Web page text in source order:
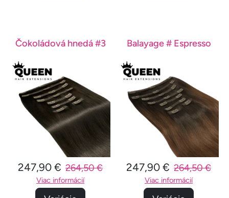
Čokoládová hnedá #3
247,90 € 264,50 €
Viac informácií
Balayage # Espresso
247,90 € 264,50 €
Viac informácií